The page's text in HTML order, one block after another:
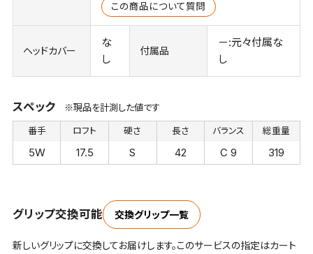
この商品について質問
ヘッドカバー
な
し
付属品
－:元々付属な
し
スペック ※現品を計測した値です
番手
5W
ロフト
17.5
硬さ
S
長さ
42
バランス
C 9
総重量
319
グリップ交換可能 交換グリップ一覧
新しいグリップに交換してお届けします。このサービスの指定はカート